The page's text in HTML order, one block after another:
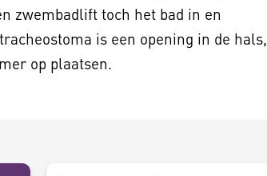
zwembadlift toch het bad in en
is een opening in de hals,
op plaatsen.